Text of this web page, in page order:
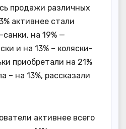
продажи различных
активнее стали
санки, на 19% —
и на 13% – коляски-
приобретали на 21%
– на 13%, рассказали
активнее всего